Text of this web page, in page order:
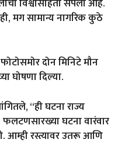
विश्वासार्हता संपली आहे.
मग सामान्य नागरिक कुठे
दोन मिनिटे मौन
घोषणा दिल्या.
‘‘ही घटना राज्य
फलटणसारख्या घटना वारंवार
आम्ही रस्त्यावर उतरू आणि